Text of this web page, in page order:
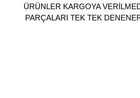
ÜRÜNLER KARGOYA
PARÇALARI TEK TEK